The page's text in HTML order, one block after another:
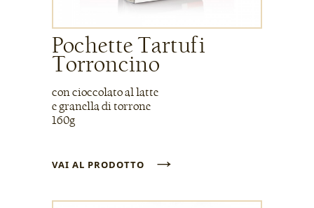
Pochette Tartufi
Torroncino
con cioccolato al latte
e granella di torrone
160g
VAI AL PRODOTTO →